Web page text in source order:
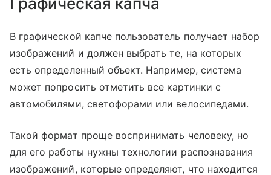
В графической капче пользователь получает набор
изображений и должен выбрать те, на которых
есть определенный объект. Например, система
может попросить отметить все картинки с
автомобилями, светофорами или велосипедами.
Такой формат проще воспринимать человеку, но
для его работы нужны технологии распознавания
изображений, которые определяют, что находится